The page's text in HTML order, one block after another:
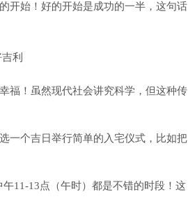
开始！好的开始是成功的一半，这句话
福！虽然现代社会讲究科学，但这种传
一个吉日举行简单的入宅仪式，比如把
11-13点（午时）都是不错的时段！这